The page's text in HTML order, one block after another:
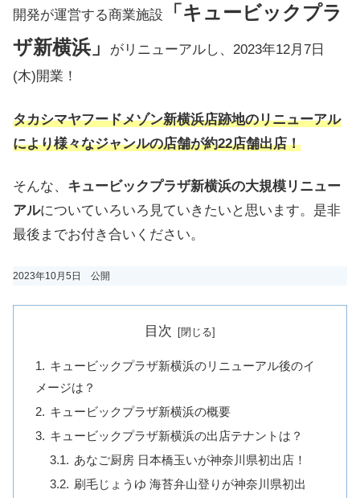
開発が運営する商業施設
「キュービックプラ
ザ新横浜」
がリニューアルし、2023年12月7日
(木)開業！
タカシマヤフードメゾン新横浜店跡地のリニューアル
により様々なジャンルの店舗が約22店舗出店！
そんな、 キュービックプラザ新横浜の大規模リニュー
アルについていろいろ見ていきたいと思います。是非
最後までお付き合いください。
2023年10月5日 公開
目次
キュービックプラザ新横浜のリニューアル後のイ
メージは？
キュービックプラザ新横浜の概要
キュービックプラザ新横浜の出店テナントは？
あなご厨房 日本橋玉いが神奈川県初出店！
刷毛じょうゆ 海苔弁山登りが神奈川県初出